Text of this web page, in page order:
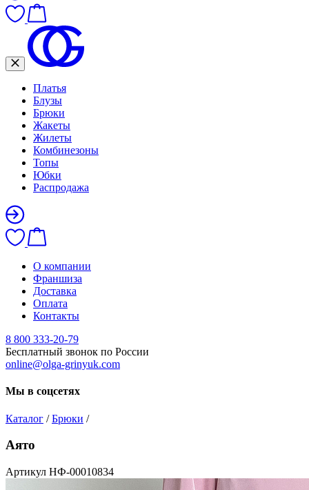
Платья
Блузы
Брюки
Жакеты
Жилеты
Комбинезоны
Топы
Юбки
Распродажа
О компании
Франшиза
Доставка
Оплата
Контакты
8 800 333-20-79
Бесплатный звонок по России
online@olga-grinyuk.com
Мы в соцсетях
Каталог / Брюки /
Аято
Артикул НФ-00010834